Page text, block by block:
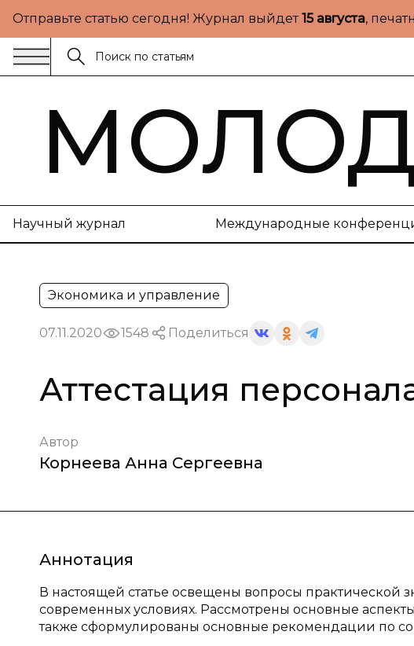
Отправьте статью сегодня! Журнал выйдет15 августа,
Научный журнал Международные
Экономика и управление
07.11.2020 1548 Поделиться
Аттестация
Автор
Корнеева Анна Сергеевна
Аннотация
В настоящей статье освещены вопросы практической
современных условиях. Рассмотрены основные
также сформулированы основные рекомендации по